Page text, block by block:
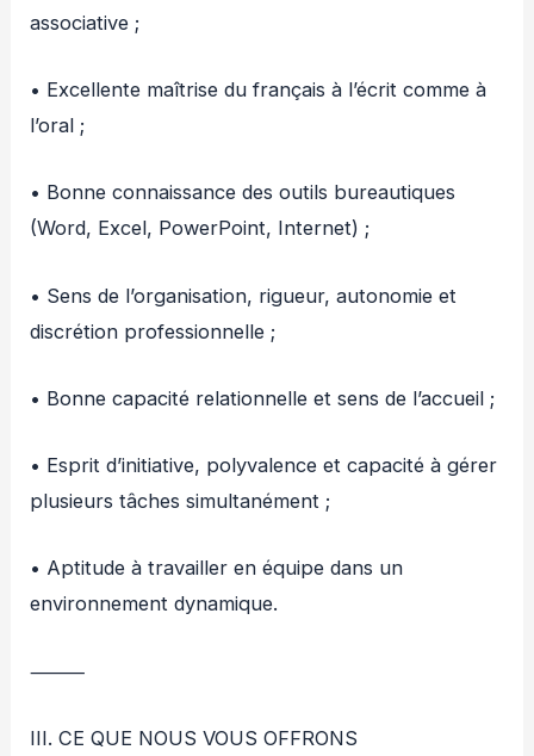
associative ;
• Excellente maîtrise du français à l’écrit comme à
l’oral ;
• Bonne connaissance des outils bureautiques
(Word, Excel, PowerPoint, Internet) ;
• Sens de l’organisation, rigueur, autonomie et
discrétion professionnelle ;
• Bonne capacité relationnelle et sens de l’accueil ;
• Esprit d’initiative, polyvalence et capacité à gérer
plusieurs tâches simultanément ;
• Aptitude à travailler en équipe dans un
environnement dynamique.
⸻
III. CE QUE NOUS VOUS OFFRONS